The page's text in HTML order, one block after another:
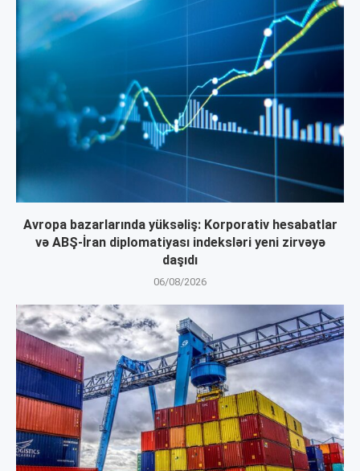
Avropa bazarlarında yüksəliş: Korporativ hesabatlar
və ABŞ-İran diplomatiyası indeksləri yeni zirvəyə
daşıdı
06/08/2026